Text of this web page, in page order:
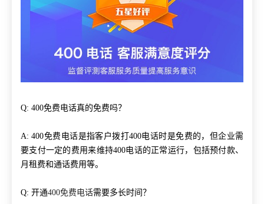
Q: 400免费电话真的免费吗？
A: 400免费电话是指客户拨打400电话时是免费的，但企业需
要支付一定的费用来维持400电话的正常运行，包括预付款、
月租费和通话费用等。
Q: 开通400免费电话需要多长时间？